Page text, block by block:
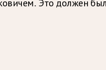
Это должен